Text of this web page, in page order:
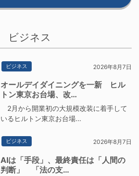
ビジネス
ビジネス 2026年8月7日
オールデイダイニングを一新 ヒル
トン東京お台場、改…
2月から開業初の大規模改装に着手して
いるヒルトン東京お台場…
ビジネス 2026年8月7日
AIは「手段」、最終責任は「人間の
判断」 「法の支…